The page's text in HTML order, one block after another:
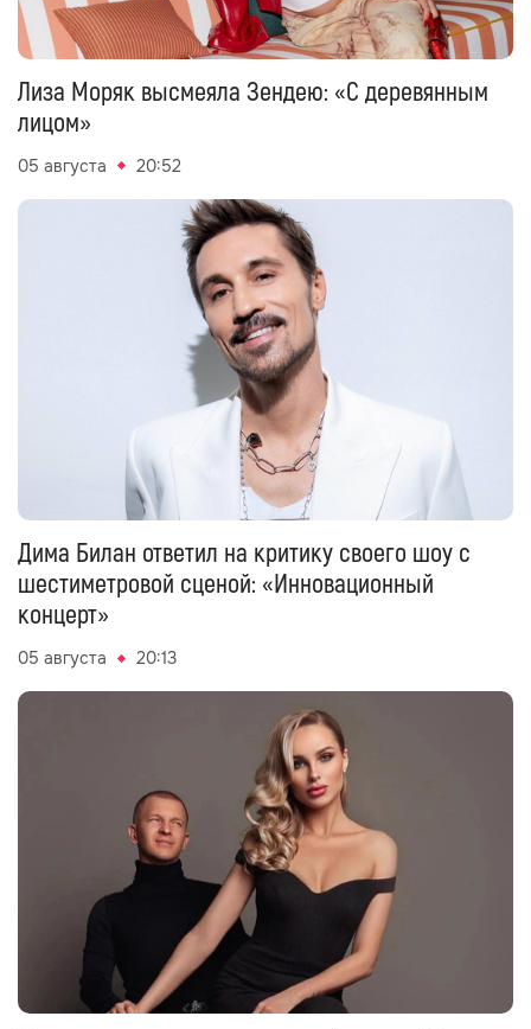
Лиза Моряк высмеяла Зендею: «С деревянным
лицом»
05 августа 20:52
Дима Билан ответил на критику своего шоу с
шестиметровой сценой: «Инновационный
концерт»
05 августа 20:13